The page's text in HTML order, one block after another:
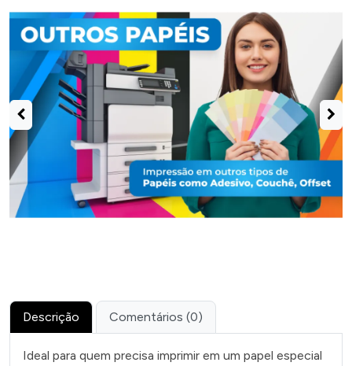
Descrição Comentários (0)
Ideal para quem precisa imprimir em um papel especial